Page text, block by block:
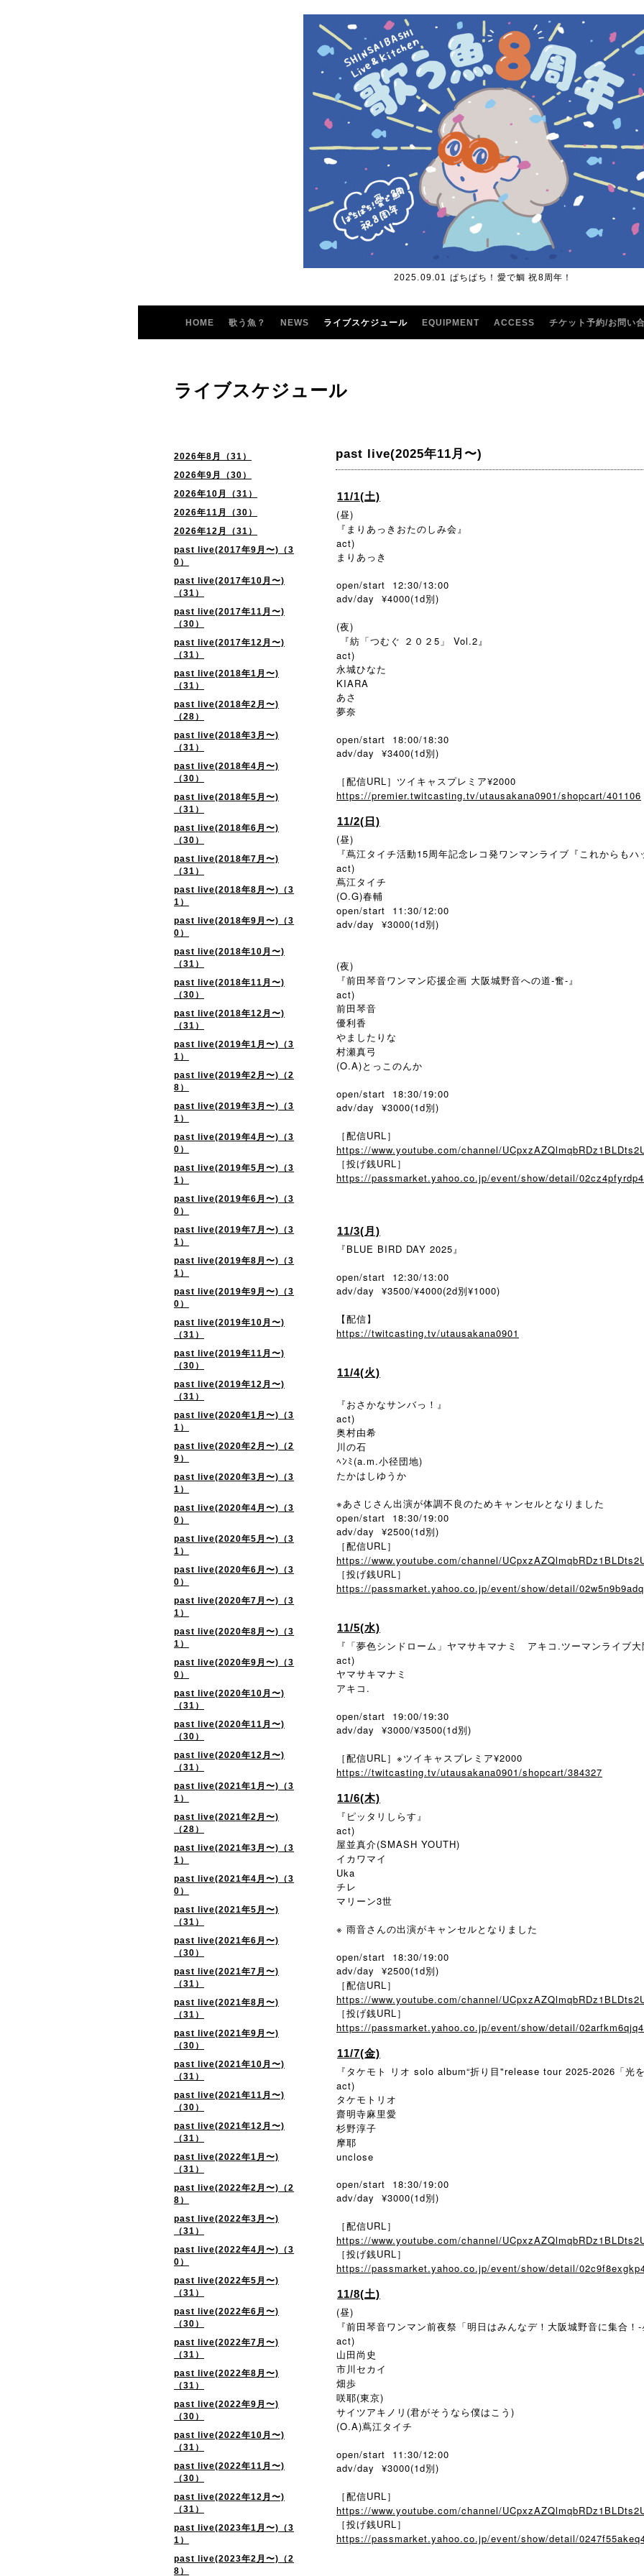
2025.09.01 ぱちぱち！愛で鯛 祝8周年！
HOME 歌う魚？ NEWS ライブスケジュール EQUIPMENT ACCESS チケット予約/お問い
2026年8月（31）
2026年9月（30）
2026年10月（31）
2026年11月（30）
2026年12月（31）
past live(2017年9月〜)（3
0）
past live(2017年10月〜)
（31）
past live(2017年11月〜)
（30）
past live(2017年12月〜)
（31）
past live(2018年1月〜)
（31）
past live(2018年2月〜)
（28）
past live(2018年3月〜)
（31）
past live(2018年4月〜)
（30）
past live(2018年5月〜)
（31）
past live(2018年6月〜)
（30）
past live(2018年7月〜)
（31）
past live(2018年8月〜)（3
1）
past live(2018年9月〜)（3
0）
past live(2018年10月〜)
（31）
past live(2018年11月〜)
（30）
past live(2018年12月〜)
（31）
past live(2019年1月〜)（3
1）
past live(2019年2月〜)（2
8）
past live(2019年3月〜)（3
1）
past live(2019年4月〜)（3
0）
past live(2019年5月〜)（3
1）
past live(2019年6月〜)（3
0）
past live(2019年7月〜)（3
1）
past live(2019年8月〜)（3
1）
past live(2019年9月〜)（3
0）
past live(2019年10月〜)
（31）
past live(2019年11月〜)
（30）
past live(2019年12月〜)
（31）
past live(2020年1月〜)（3
1）
past live(2020年2月〜)（2
9）
past live(2020年3月〜)（3
1）
past live(2020年4月〜)（3
0）
past live(2020年5月〜)（3
1）
past live(2020年6月〜)（3
0）
past live(2020年7月〜)（3
1）
past live(2020年8月〜)（3
1）
past live(2020年9月〜)（3
0）
past live(2020年10月〜)
（31）
past live(2020年11月〜)
（30）
past live(2020年12月〜)
（31）
past live(2021年1月〜)（3
1）
past live(2021年2月〜)
（28）
past live(2021年3月〜)（3
1）
past live(2021年4月〜)（3
0）
past live(2021年5月〜)
（31）
past live(2021年6月〜)
（30）
past live(2021年7月〜)
（31）
past live(2021年8月〜)
（31）
past live(2021年9月〜)
（30）
past live(2021年10月〜)
（31）
past live(2021年11月〜)
（30）
past live(2021年12月〜)
（31）
past live(2022年1月〜)
（31）
past live(2022年2月〜)（2
8）
past live(2022年3月〜)
（31）
past live(2022年4月〜)（3
0）
past live(2022年5月〜)
（31）
past live(2022年6月〜)
（30）
past live(2022年7月〜)
（31）
past live(2022年8月〜)
（31）
past live(2022年9月〜)
（30）
past live(2022年10月〜)
（31）
past live(2022年11月〜)
（30）
past live(2022年12月〜)
（31）
past live(2023年1月〜)（3
1）
past live(2023年2月〜)（2
8）
ライブスケジュール
past live(2025年11月〜)
11/1(土)
(昼)
『まりあっきおたのしみ会』
act)
まりあっき
open/start 12:30/13:00
adv/day ¥4000(1d別 )
(夜)
『紡「つむぐ ２０２5」 Vol.2』
act)
永城ひなた
KIARA
あさ
夢奈
open/start 18:00/18:30
adv/day ¥3400(1d別)
［配信URL］ツイキャスプレミア¥2000
https://premier.twitcasting.tv/utausakana0901/shopcart/401106
11/2(日)
(昼)
『蔦江タイチ活動15周年記念レコ発ワンマンライブ『これからも
act)
蔦江タイチ
(O.G)春輔
open/start 11:30/12:00
adv/day ¥3000(1d別 )
(夜)
『前田琴音ワンマン応援企画 大阪城野音への道-奮-』
act)
前田琴音
優利香
やましたりな
村瀬真弓
(O.A)とっこのんか
open/start 18:30/19:00
adv/day ¥3000(1d別)
［配信URL］
https://www.youtube.com/channel/
［投げ銭URL］
https://passmarket.yahoo.co.jp/event/show/detail/
11/3(月)
『BLUE BIRD DAY 2025』
open/start 12:30/13:00
adv/day ¥3500/¥4000(2d別¥1000)
【配信】
https://twitcasting.tv/utausakana0901
11/4(火)
『おさかなサンバっ！』
act)
奥村由希
川の石
ﾍﾝﾐ(a.m.小径団地)
たかはしゆうか
※あさじさん出演が体調不良のためキャンセルとなりました
open/start 18:30/19:00
adv/day ¥2500(1d別)
［配信URL］
https://www.youtube.com/channel/
［投げ銭URL］
https://passmarket.yahoo.co.jp/event/show/detail/
11/5(水)
『「夢色シンドローム」ヤマサキマナミ アキコ.ツーマンライブ
act)
ヤマサキマナミ
アキコ.
open/start 19:00/19:30
adv/day ¥3000/¥3500(1d別)
［配信URL］※ツイキャスプレミア¥2000
https://twitcasting.tv/utausakana0901/shopcart/384327
11/6(木)
『ピッタリしらす』
act)
屋並真介(SMASH YOUTH)
イカワマイ
Uka
チレ
マリーン3世
※ 雨音さんの出演がキャンセルとなりました
open/start 18:30/19:00
adv/day ¥2500(1d別)
［配信URL］
https://www.youtube.com/channel/
［投げ銭URL］
https://passmarket.yahoo.co.jp/event/show/detail/
11/7(金)
『タケモト リオ solo album“折り目"release tour 2025-2026「光
act)
タケモトリオ
齋明寺麻里愛
杉野淳子
摩耶
unclose
open/start 18:30/19:00
adv/day ¥3000(1d別)
［配信URL］
https://www.youtube.com/channel/
［投げ銭URL］
https://passmarket.yahoo.co.jp/event/show/detail/
11/8(土)
(昼)
『前田琴音ワンマン前夜祭「明日はみんなデ！大阪城野音に集合！
act)
山田尚史
市川セカイ
畑歩
咲耶(東京)
サイツアキノリ(君がそうなら僕はこう)
(O.A)蔦江タイチ
open/start 11:30/12:00
adv/day ¥3000(1d別)
［配信URL］
https://www.youtube.com/channel/
［投げ銭URL］
https://passmarket.yahoo.co.jp/event/show/detail/